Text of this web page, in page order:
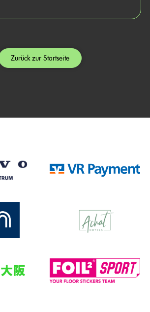
Zurück zur Startseite